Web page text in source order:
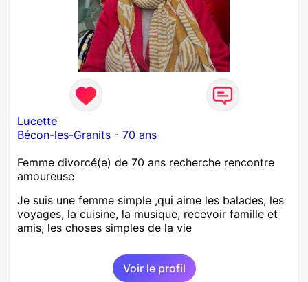
Lucette
Bécon-les-Granits - 70 ans
Femme divorcé(e) de 70 ans recherche rencontre
amoureuse
Je suis une femme simple ,qui aime les balades, les
voyages, la cuisine, la musique, recevoir famille et
amis, les choses simples de la vie
Voir le profil